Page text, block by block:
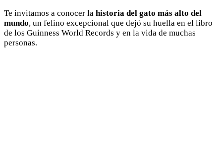
Te invitamos a conocer la historia del gato más alto del
mundo, un felino excepcional que dejó su huella en el libro
de los Guinness World Records y en la vida de muchas
personas.